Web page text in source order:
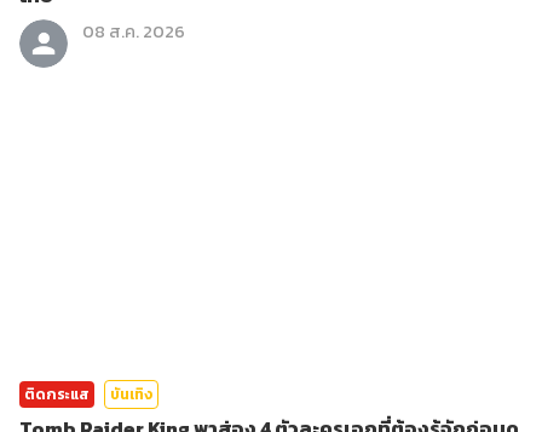
08 ส.ค. 2026
ติดกระแส บันเทิง